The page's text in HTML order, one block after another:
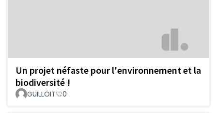
Un projet néfaste pour l'environnement et la
biodiversité !
GUILLOIT 0